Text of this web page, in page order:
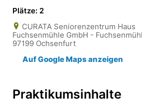
Plätze: 2
CURATA Seniorenzentrum Haus
Fuchsenmühle GmbH -
97199 Ochsenfurt
Auf Google Maps anzeigen
Praktikumsinhalte